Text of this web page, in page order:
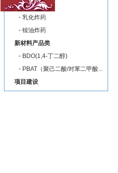
·混装爆破
· 乳化炸药
· 铵油炸药
新材料产品类
· BDO(1,4-丁二醇)
· PBAT（聚己二酸/对苯二甲酸...
项目建设